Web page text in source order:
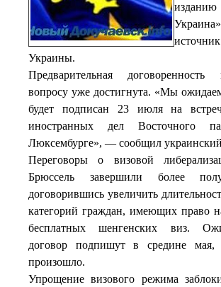
изданию
Украины.
Предварительная
вопросу уже достигнута. «Мы
будет подписан 23 июля на
иностранных дел Восточного
Люксембурге», — сообщил
Переговоры о визовой
Брюссель завершили более
договорившись увеличить
категорий граждан, имеющих право
бесплатных шенгенских виз.
договор подпишут в средине
произошло.
Упрощение визового режима